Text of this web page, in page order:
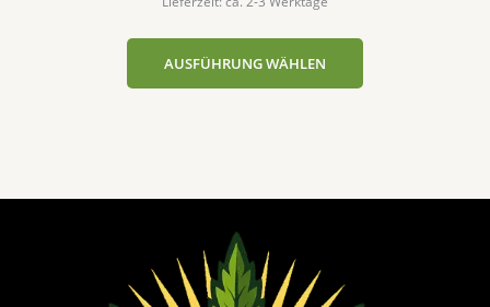
AUSFÜHRUNG WÄHLEN